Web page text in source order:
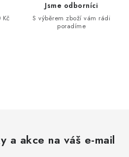
Jsme odborníci
S výběrem zboží vám rádi
poradíme
a akce na váš e-mail